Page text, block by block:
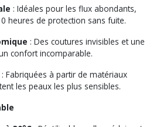
: Idéales pour les flux abondants,
heures de protection sans fuite.
: Des coutures invisibles et une
confort incomparable.
: Fabriquées à partir de matériaux
les peaux les plus sensibles.